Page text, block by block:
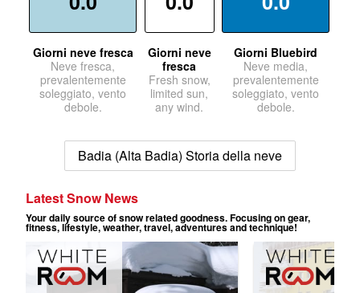
Giorni neve fresca
Neve fresca,
prevalentemente
soleggiato, vento
debole.
Giorni neve
fresca
Fresh snow,
limited sun,
any wind.
Giorni Bluebird
Neve media,
prevalentemente
soleggiato, vento
debole.
Badia (Alta Badia) Storia della neve